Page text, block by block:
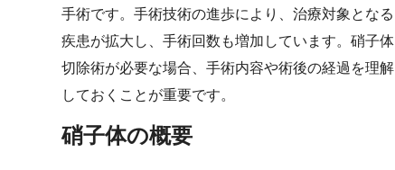
手術です。手術技術の進歩により、治療対象となる
疾患が拡大し、手術回数も増加しています。硝子体
切除術が必要な場合、手術内容や術後の経過を理解
しておくことが重要です。
硝子体の概要